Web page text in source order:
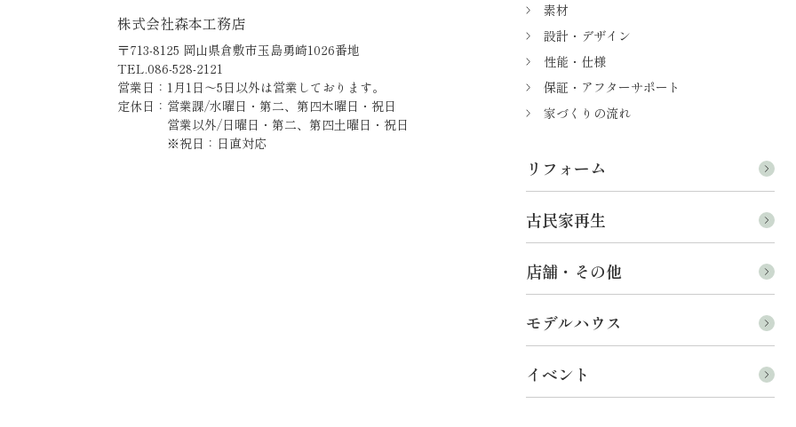
株式会社森本工務店
〒713-8125 岡山県倉敷市玉島勇崎1026番地
TEL.086-528-2121
営業日：1月1日～5日以外は営業しております。
定休日：営業課/水曜日・第二、第四木曜日・祝日
営業以外/日曜日・第二、第四土曜日・祝日
※祝日：日直対応
素材
設計・デザイン
性能・仕様
保証・アフターサポート
家づくりの流れ
リフォーム
古民家再生
店舗・その他
モデルハウス
イベント